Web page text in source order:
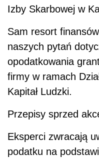
Izby Skarbowej w
Sam resort
naszych pytań
opodatkowania
firmy w ramach
Kapitał Ludzki.
Przepisy sprzed
Eksperci zwracają
podatku na